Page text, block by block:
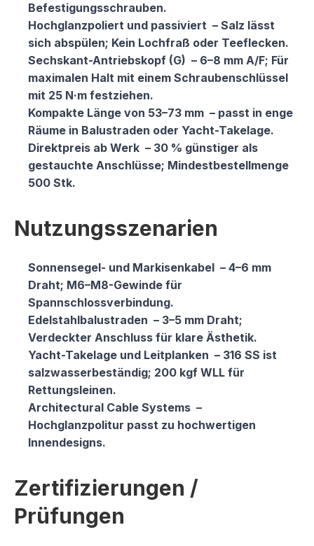
Befestigungsschrauben.
Hochglanzpoliert und passiviert – Salz lässt
sich abspülen; Kein Lochfraß oder Teeflecken.
Sechskant-Antriebskopf (G) – 6–8 mm A/F; Für
maximalen Halt mit einem Schraubenschlüssel
mit 25 N·m festziehen.
Kompakte Länge von 53–73 mm – passt in enge
Räume in Balustraden oder Yacht-Takelage.
Direktpreis ab Werk – 30 % günstiger als
gestauchte Anschlüsse; Mindestbestellmenge
500 Stk.
Nutzungsszenarien
Sonnensegel- und Markisenkabel – 4–6 mm
Draht; M6–M8-Gewinde für
Spannschlossverbindung.
Edelstahlbalustraden – 3–5 mm Draht;
Verdeckter Anschluss für klare Ästhetik.
Yacht-Takelage und Leitplanken – 316 SS ist
salzwasserbeständig; 200 kgf WLL für
Rettungsleinen.
Architectural Cable Systems –
Hochglanzpolitur passt zu hochwertigen
Innendesigns.
Zertifizierungen /
Prüfungen